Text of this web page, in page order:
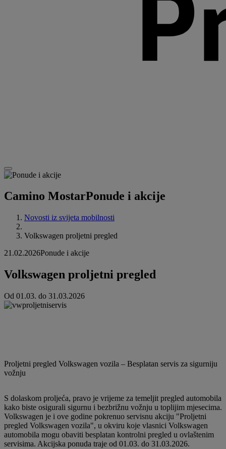
Camino MostarPonude i akcije
Novosti iz svijeta mobilnosti
Volkswagen proljetni pregled
21.02.2026Ponude i akcije
Volkswagen proljetni pregled
Od 01.03. do 31.03.2026
Proljetni pregled Volkswagen vozila – Besplatan servis za sigurniju
vožnju
S dolaskom proljeća, pravo je vrijeme za temeljit pregled automobila
kako biste osigurali sigurnu i bezbrižnu vožnju u toplijim mjesecima.
Volkswagen je i ove godine pokrenuo servisnu akciju "Proljetni
pregled Volkswagen vozila", u okviru koje vlasnici Volkswagen
automobila mogu obaviti besplatan kontrolni pregled u ovlaštenim
servisima. Akcijska ponuda traje od 01.03. do 31.03.2026.